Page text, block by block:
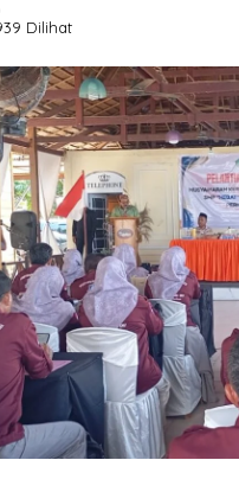
g
u
r
u
s
M
K
K
S
,
B
u
p
a
t
i
R
u
m
Dilihat